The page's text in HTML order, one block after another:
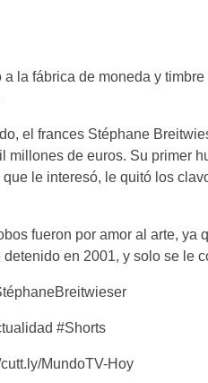
la fábrica de moneda y
el frances Stéphane
millones de euros. Su primer
le interesó, le quitó los
fueron por amor al arte,
en 2001, y solo se le
#Shorts
cutt.ly/MundoTV-Hoy